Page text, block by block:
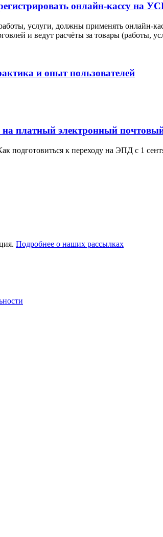
онлайн-кассу на
услуги, должны применять онлайн-
и ведут расчёты за товары (работы,
и опыт пользователей
на платный электронный
подготовиться к переходу на ЭПД с 1
Подробнее о наших рассылках